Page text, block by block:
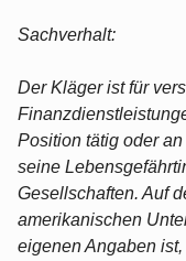
Sachverhalt:
Der Kläger ist für
Position tätig oder
seine
Gesellschaften. Auf
amerikanischen
eigenen Angaben